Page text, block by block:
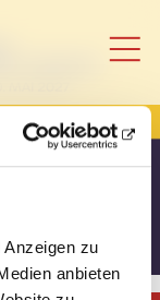
zu
anbieten